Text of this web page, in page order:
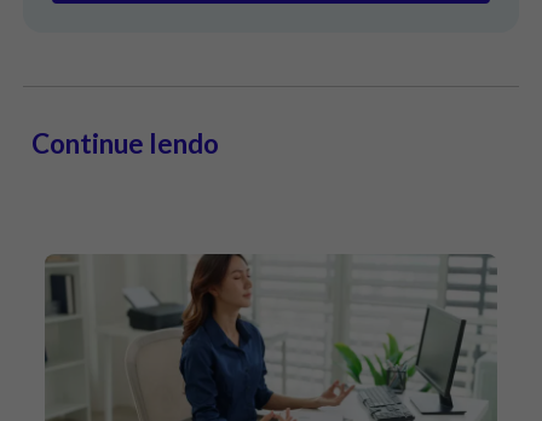
Continue lendo